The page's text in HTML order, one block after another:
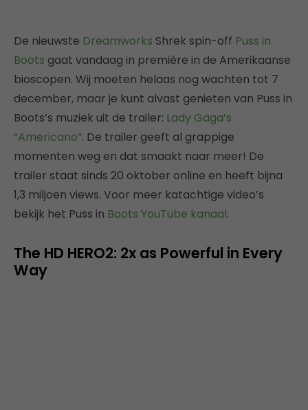
De nieuwste Dreamworks Shrek spin-off Puss in
Boots gaat vandaag in première in de Amerikaanse
bioscopen. Wij moeten helaas nog wachten tot 7
december, maar je kunt alvast genieten van Puss in
Boots’s muziek uit de trailer: Lady Gaga’s
“Americano”. De trailer geeft al grappige
momenten weg en dat smaakt naar meer! De
trailer staat sinds 20 oktober online en heeft bijna
1,3 miljoen views. Voor meer katachtige video’s
bekijk het Puss in Boots YouTube kanaal.
The HD HERO2: 2x as Powerful in Every
Way